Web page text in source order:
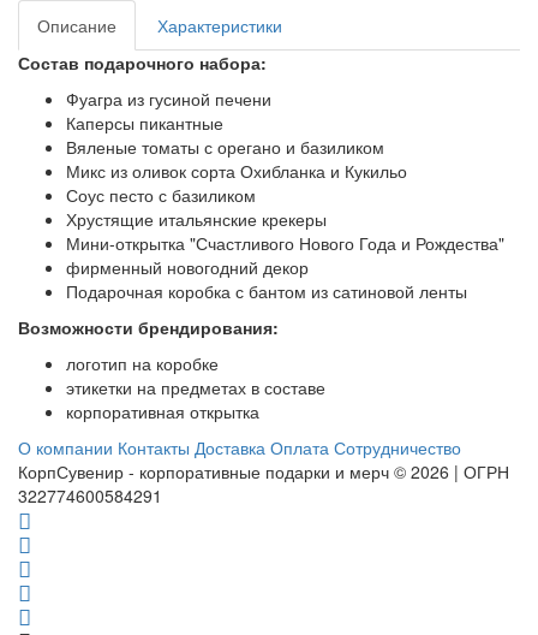
Описание
Характеристики
Состав подарочного набора:
Фуагра из гусиной печени
Каперсы пикантные
Вяленые томаты с орегано и базиликом
Микс из оливок сорта Охибланка и Кукильо
Соус песто с базиликом
Хрустящие итальянские крекеры
Мини-открытка "Счастливого Нового Года и Рождества"
фирменный новогодний декор
Подарочная коробка с бантом из сатиновой ленты
Возможности брендирования:
логотип на коробке
этикетки на предметах в составе
корпоративная открытка
О компании Контакты Доставка Оплата Сотрудничество
КорпСувенир - корпоративные подарки и мерч © 2026 | ОГРН
322774600584291